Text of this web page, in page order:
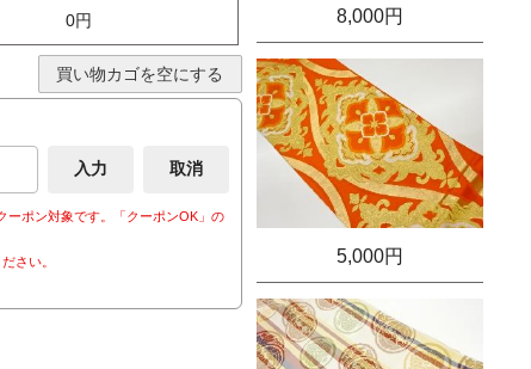
0円
買い物カゴを空にする
ポン対象です。「クーポンOK」の
さい。
8,000円
5,000円